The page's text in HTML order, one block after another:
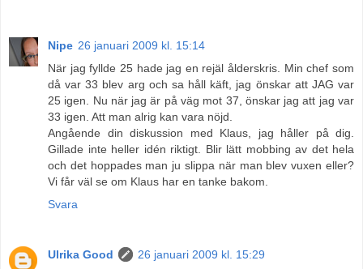
Nipe 26 januari 2009 kl. 15:14
När jag fyllde 25 hade jag en rejäl ålderskris. Min chef som
då var 33 blev arg och sa håll käft, jag önskar att JAG var
25 igen. Nu när jag är på väg mot 37, önskar jag att jag var
33 igen. Att man alrig kan vara nöjd.
Angående din diskussion med Klaus, jag håller på dig.
Gillade inte heller idén riktigt. Blir lätt mobbing av det hela
och det hoppades man ju slippa när man blev vuxen eller?
Vi får väl se om Klaus har en tanke bakom.
Svara
Ulrika Good
26 januari 2009 kl. 15:29